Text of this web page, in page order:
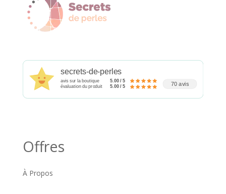
secrets-de-perles
avis sur la boutique 5.00 / 5
évaluation du produit 5.00 / 5 70 avis
Offres
À Propos